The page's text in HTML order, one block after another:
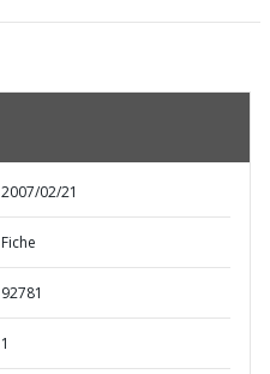
2007/02/21
Fiche
92781
1